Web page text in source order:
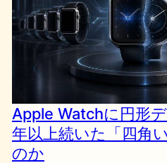
Apple Watchに円形
年以上続いた「四角
のか